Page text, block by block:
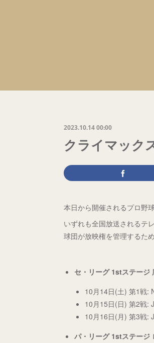
2023.10.14 00:00
クライマック
本日から開催されるプロ野
いずれも全国放送されるテ
球団が放映権を管理するた
セ・リーグ 1stステージ
10月14日(土) 第1戦:
10月15日(日) 第2戦:
10月16日(月) 第3戦:
パ・リーグ 1stステージ